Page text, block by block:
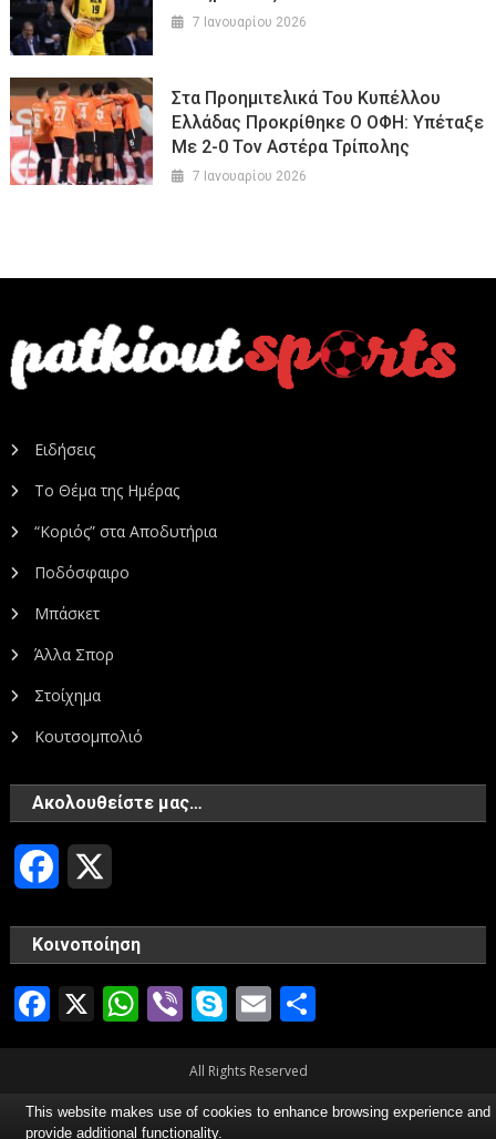
7 Ιανουαρίου 2026
Στα Προημιτελικά Του Κυπέλλου
Ελλάδας Προκρίθηκε Ο ΟΦΗ: Υπέταξε
Με 2-0 Τον Αστέρα Τρίπολης
7 Ιανουαρίου 2026
Ειδήσεις
Το Θέμα της Ημέρας
“Κοριός” στα Αποδυτήρια
Ποδόσφαιρο
Μπάσκετ
Άλλα Σπορ
Στοίχημα
Κουτσομπολιό
Ακολουθείστε μας…
Facebook
Κοινοποίηση
Facebook
X WhatsApp
ViberSkype
Email
All Rights Reserved
This website makes use of cookies to enhance browsing experience and
provide additional functionality.